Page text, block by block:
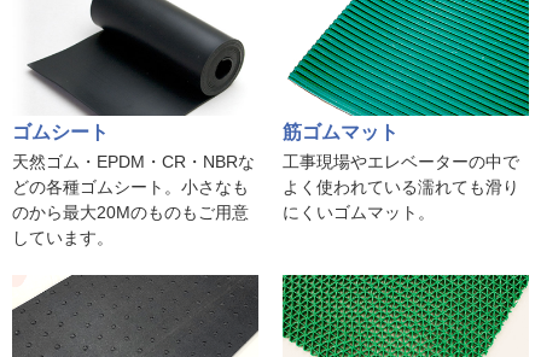
ゴムシート
天然ゴム・EPDM・CR・NBRな
どの各種ゴムシート。小さなも
のから最大20Mのものもご用意
しています。
筋ゴムマット
工事現場やエレベーターの中で
よく使われている濡れても滑り
にくいゴムマット。